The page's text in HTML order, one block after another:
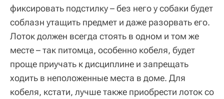
фиксировать подстилку – без него у собаки будет
соблазн утащить предмет и даже разорвать его.
Лоток должен всегда стоять в одном и том же
месте – так питомца, особенно кобеля, будет
проще приучать к дисциплине и запрещать
ходить в неположенные места в доме. Для
кобеля, кстати, лучше также приобрести лоток со